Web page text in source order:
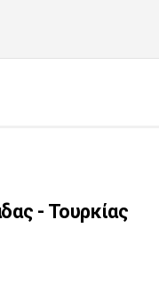
- Τουρκίας